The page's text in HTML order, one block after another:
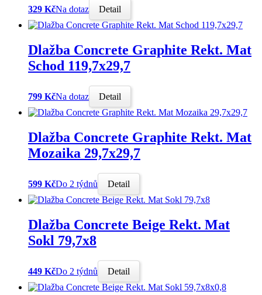
329 KčNa dotaz Detail
Dlažba Concrete Graphite Rekt. Mat
Schod 119,7x29,7
799 KčNa dotaz Detail
Dlažba Concrete Graphite Rekt. Mat
Mozaika 29,7x29,7
599 KčDo 2 týdnů Detail
Dlažba Concrete Beige Rekt. Mat
Sokl 79,7x8
449 KčDo 2 týdnů Detail